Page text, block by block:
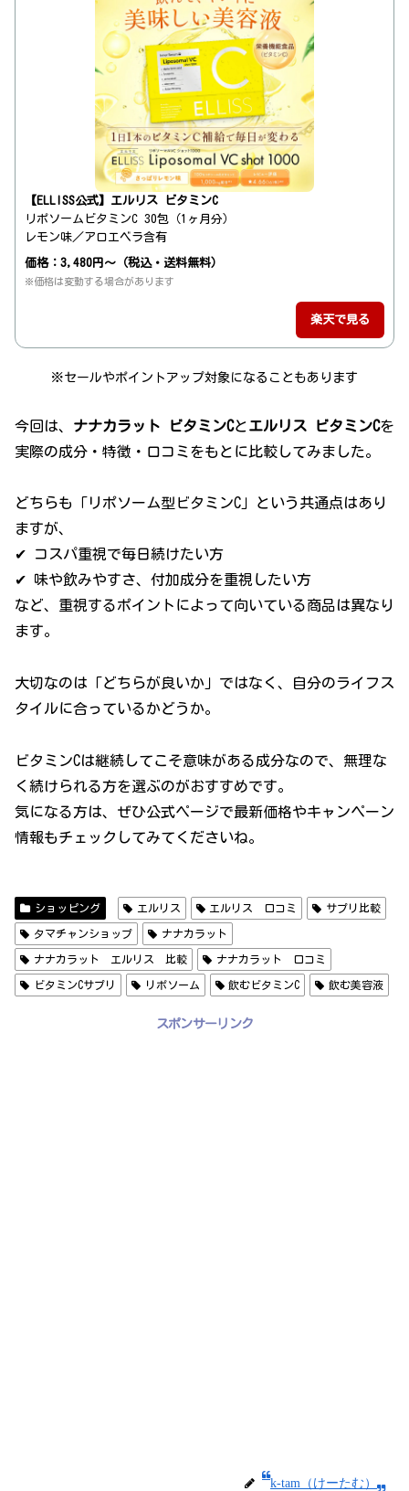
【ELLISS公式】エルリス ビタミンC
リポソームビタミンC 30包（1ヶ月分）
レモン味／アロエベラ含有
価格：3,480円～（税込・送料無料）
※価格は変動する場合があります
楽天で見る
※セールやポイントアップ対象になることもあります
今回は、 ナナカラット ビタミンCとエルリス ビタミンCを
実際の成分・特徴・口コミをもとに比較してみました。
どちらも「リポソーム型ビタミンC」という共通点はあり
ますが、
✔ コスパ重視で毎日続けたい方
✔ 味や飲みやすさ、付加成分を重視したい方
など、重視するポイントによって向いている商品は異なり
ます。
大切なのは「どちらが良いか」ではなく、自分のライフス
タイルに合っているかどうか。
ビタミンCは継続してこそ意味がある成分なので、無理な
く続けられる方を選ぶのがおすすめです。
気になる方は、ぜひ公式ページで最新価格やキャンペーン
情報もチェックしてみてくださいね。
ショッピング エルリス エルリス 口コミ サプリ比較
タマチャンショップ ナナカラット
ナナカラット エルリス 比較 ナナカラット 口コミ
ビタミンCサプリ リポソーム 飲むビタミンC 飲む美容液
スポンサーリンク
k-tam（けーたむ）